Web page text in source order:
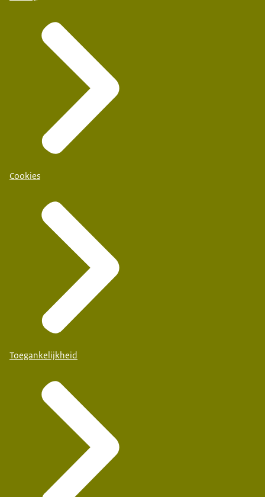
Den Haag
Basisschool Dr.Maria Montessori
Cookies
Toegankelijkheid